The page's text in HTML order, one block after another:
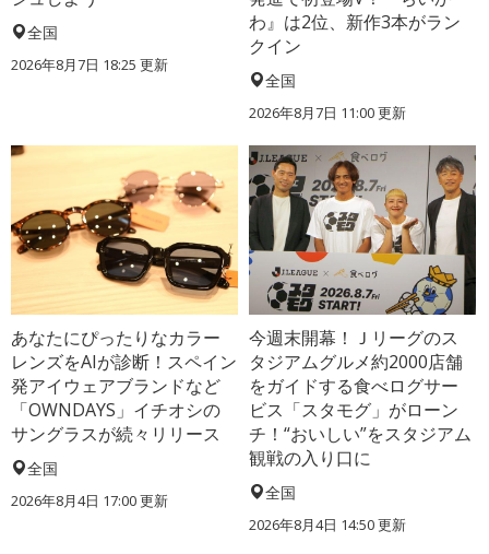
全国
2026年8月7日 18:25 更新
わ』は2位、新作3本がラン
クイン
全国
2026年8月7日 11:00更新
あなたにぴったりなカラー
レンズをAIが診断！スペイン
発アイウェアブランドなど
「OWNDAYS」イチオシの
サングラスが続々リリース
全国
2026年8月4日 17:00更新
今週末開幕！Ｊリーグのス
タジアムグルメ約2000店舗
をガイドする食べログサー
ビス「スタモグ」がローン
チ！“おいしい”をスタジアム
観戦の入り口に
全国
2026年8月4日 14:50更新